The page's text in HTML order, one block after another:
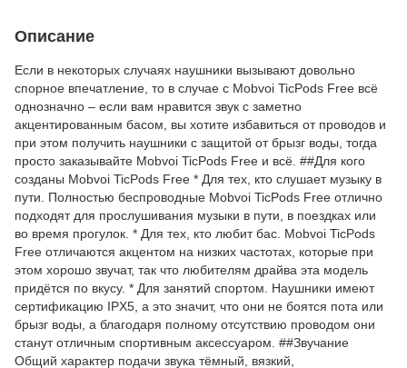
Описание
Если в некоторых случаях наушники вызывают довольно
спорное впечатление, то в случае с Mobvoi TicPods Free всё
однозначно – если вам нравится звук с заметно
акцентированным басом, вы хотите избавиться от проводов и
при этом получить наушники с защитой от брызг воды, тогда
просто заказывайте Mobvoi TicPods Free и всё. ##Для кого
созданы Mobvoi TicPods Free * Для тех, кто слушает музыку в
пути. Полностью беспроводные Mobvoi TicPods Free отлично
подходят для прослушивания музыки в пути, в поездках или
во время прогулок. * Для тех, кто любит бас. Mobvoi TicPods
Free отличаются акцентом на низких частотах, которые при
этом хорошо звучат, так что любителям драйва эта модель
придётся по вкусу. * Для занятий спортом. Наушники имеют
сертификацию IPX5, а это значит, что они не боятся пота или
брызг воды, а благодаря полному отсутствию проводом они
станут отличным спортивным аксессуаром. ##Звучание
Общий характер подачи звука тёмный, вязкий,